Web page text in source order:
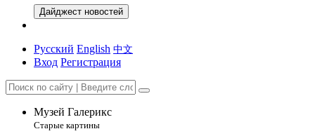
Дайджест новостей
Русский English 中文
Вход Регистрация
Музей Галерикс
Старые картины